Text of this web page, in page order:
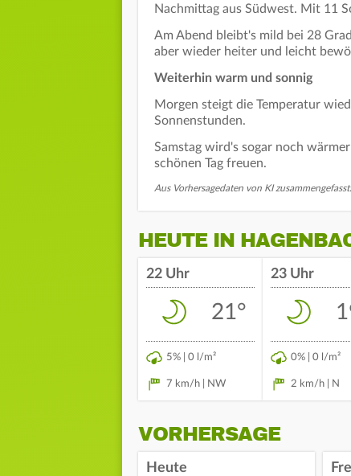
Nachmittag aus Südwest. Mit 11
Am Abend bleibt's mild bei 28
aber wieder heiter und leicht
Weiterhin warm und sonnig
Morgen steigt die Temperatur
Sonnenstunden.
Samstag wird's sogar noch
schönen Tag freuen.
Aus Vorhersagedaten von KI zusammengefasst.
HEUTE IN
22 Uhr
21°
5% | 0 l/m²
7 km/h | NW
23 Uhr
0% | 0 l/m²
2 km/h | N
VORHERSAGE
Heute